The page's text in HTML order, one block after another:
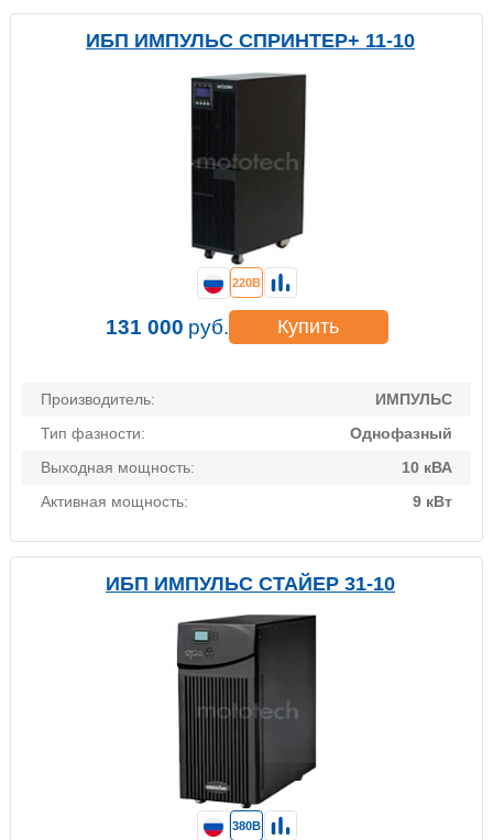
ИБП ИМПУЛЬС СПРИНТЕР+ 11-10
Производитель:
ИМПУЛЬС
Тип фазности:
Однофазный
Выходная мощность:
10 кВА
Активная мощность:
9 кВт
220В
131 000 руб. Купить
ИБП ИМПУЛЬС СТАЙЕР 31-10
380В